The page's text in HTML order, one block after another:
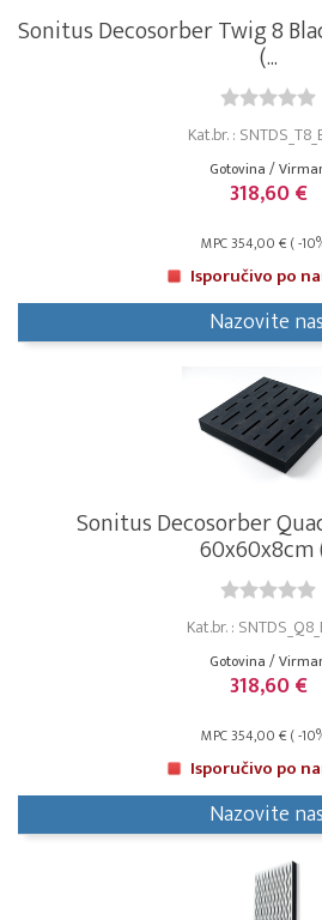
Sonitus Decosorber Twig 8
(...
Kat.br. :
Gotovina /
318,60 €
MPC 354,00 € ( -
Isporučivo po
Nazovite
Sonitus Decosorber
60x60x8cm
Kat.br. :
Gotovina /
318,60 €
MPC 354,00 € ( -
Isporučivo po
Nazovite